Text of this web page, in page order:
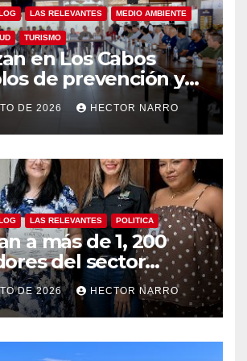
LAS RELEVANTES MEDIO AMBIENTE
TURISMO
en Los Cabos
de prevención y
playas ante oleaje
de ciclones
DE 2026 HECTOR NARRO
LAS RELEVANTES POLITICA
a más de 1, 200
del sector
en derechos
y respeto laboral
DE 2026 HECTOR NARRO